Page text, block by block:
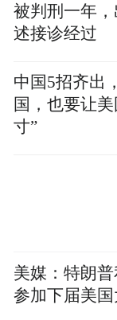
被判刑一年
述接诊经过
中国5招齐出
国，也要让
寸”
美媒：特朗
参加下届美